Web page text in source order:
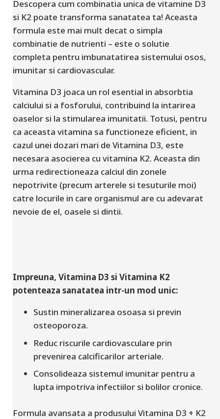
Descopera cum combinatia unica de vitamine D3
si K2 poate transforma sanatatea ta! Aceasta
formula este mai mult decat o simpla
combinatie de nutrienti – este o solutie
completa pentru imbunatatirea sistemului osos,
imunitar si cardiovascular.
Vitamina D3 joaca un rol esential in absorbtia
calciului si a fosforului, contribuind la intarirea
oaselor si la stimularea imunitatii. Totusi, pentru
ca aceasta vitamina sa functioneze eficient, in
cazul unei dozari mari de Vitamina D3, este
necesara asocierea cu vitamina K2. Aceasta din
urma redirectioneaza calciul din zonele
nepotrivite (precum arterele si tesuturile moi)
catre locurile in care organismul are cu adevarat
nevoie de el, oasele si dintii.
Impreuna, Vitamina D3 si Vitamina K2
potenteaza sanatatea intr-un mod unic:
Sustin mineralizarea osoasa si previn
osteoporoza.
Reduc riscurile cardiovasculare prin
prevenirea calcificarilor arteriale.
Consolideaza sistemul imunitar pentru a
lupta impotriva infectiilor si bolilor cronice.
Formula avansata a produsului Vitamina D3 + K2